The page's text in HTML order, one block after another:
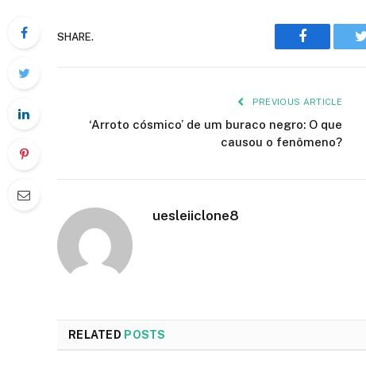
SHARE. Facebook
PREVIOUS ARTICLE
‘Arroto cósmico’ de um buraco negro: O que
causou o fenômeno?
uesleiiclone8
RELATED POSTS